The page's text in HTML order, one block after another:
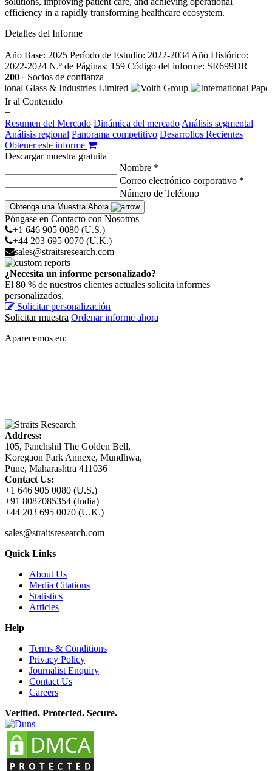
efficiency in a rapidly transforming healthcare ecosystem.
Detalles del Informe
−
Año Base: 2025 Período de Estudio: 2022-2034 Año Histórico:
2022-2024 N.º de Páginas: 159 Código del informe: SR699DR
200+ Socios de confianza
Ir al Contenido
−
Resumen del Mercado Dinámica del mercado Análisis segmental
Análisis regional Panorama competitivo Desarrollos Recientes
Obtener este informe
Descargar muestra gratuita
Nombre *
Correo electrónico corporativo *
Número de Teléfono
Obtenga una Muestra Ahora
Póngase en Contacto con Nosotros
+1 646 905 0080 (U.S.)
+44 203 695 0070 (U.K.)
sales@straitsresearch.com
¿Necesita un informe personalizado?
El 80 % de nuestros clientes actuales solicita informes
personalizados.
Solicitar personalización
Solicitar muestra Ordenar informe ahora
Aparecemos en:
Address:
105, Panchshil The Golden Bell,
Koregaon Park Annexe, Mundhwa,
Pune, Maharashtra 411036
Contact Us:
+1 646 905 0080 (U.S.)
+91 8087085354 (India)
+44 203 695 0070 (U.K.)
sales@straitsresearch.com
Quick Links
About Us
Media Citations
Statistics
Articles
Help
Terms & Conditions
Privacy Policy
Journalist Enquiry
Contact Us
Careers
Verified. Protected. Secure.